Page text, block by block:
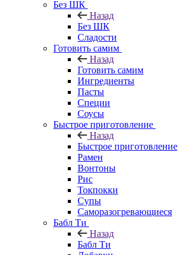
Без ШК
Назад
Без ШК
Сладости
Готовить самим
Назад
Готовить самим
Ингредиенты
Пасты
Специи
Соусы
Быстрое приготовление
Назад
Быстрое приготовление
Рамен
Вонтоны
Рис
Токпокки
Супы
Саморазогревающиеся
Бабл Ти
Назад
Бабл Ти